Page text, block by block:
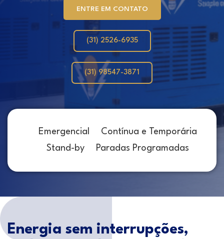
ENTRE EM CONTATO
(31) 2526-6935
(31) 98547-3871
Emergencial
Contínua e Temporária
Stand-by
Paradas Programadas
Energia sem interrupções,